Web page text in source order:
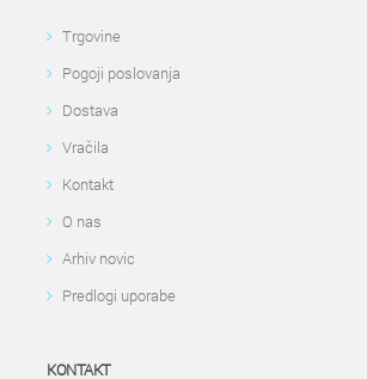
Trgovine
Pogoji poslovanja
Dostava
Vračila
Kontakt
O nas
Arhiv novic
Predlogi uporabe
KONTAKT